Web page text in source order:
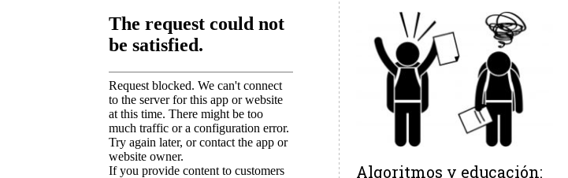
Algoritmos y educación: